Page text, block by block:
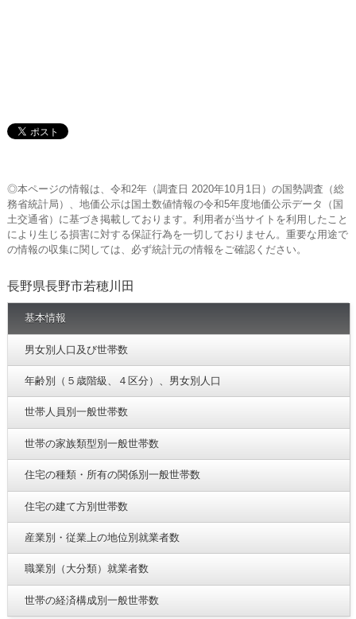
◎本ページの情報は、令和2年（調査日 2020年10月1日）の国勢調査（総
務省統計局）、地価公示は国土数値情報の令和5年度地価公示データ（国
土交通省）に基づき掲載しております。利用者が当サイトを利用したこと
により生じる損害に対する保証行為を一切しておりません。重要な用途で
の情報の収集に関しては、必ず統計元の情報をご確認ください。
長野県長野市若穂川田
基本情報
男女別人口及び世帯数
年齢別（５歳階級、４区分）、男女別人口
世帯人員別一般世帯数
世帯の家族類型別一般世帯数
住宅の種類・所有の関係別一般世帯数
住宅の建て方別世帯数
産業別・従業上の地位別就業者数
職業別（大分類）就業者数
世帯の経済構成別一般世帯数